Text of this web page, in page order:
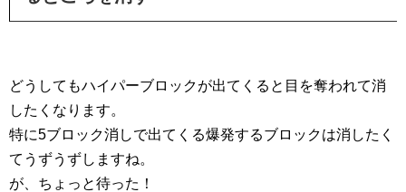
どうしてもハイパーブロックが出てくると目を奪われて消
したくなります。
特に5ブロック消しで出てくる爆発するブロックは消したく
てうずうずしますね。
が、ちょっと待った！